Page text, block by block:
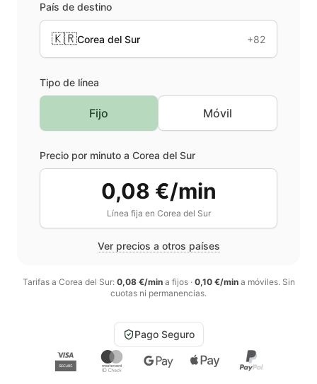
País de destino
🇰🇷Corea del Sur +82
Tipo de línea
Fijo Móvil
Precio por minuto a Corea del Sur
0,08 €/min
Línea fija en Corea del Sur
Ver precios a otros países
Tarifas a Corea del Sur: 0,08 €/mina fijos· 0,10 €/mina móviles. Sin
cuotas ni permanencias.
Pago Seguro